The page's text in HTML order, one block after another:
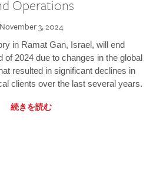
Operations
November 3, 2024
in Ramat Gan, Israel, will end
of 2024 due to changes in the global
resulted in significant declines in
clients over the last several years.
続きを読む